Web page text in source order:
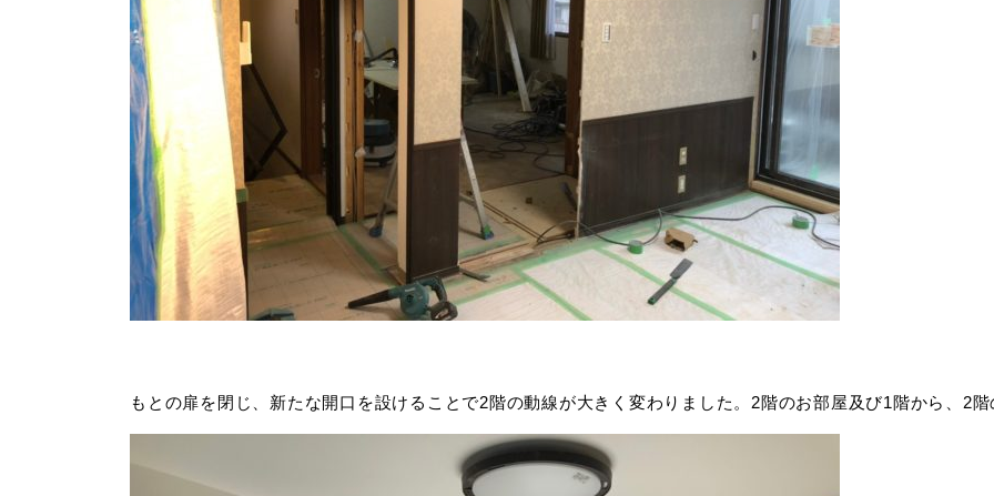
もとの扉を閉じ、新たな開口を設けることで2階の動線が大きく変わりました。2階のお部屋及び1階から、2